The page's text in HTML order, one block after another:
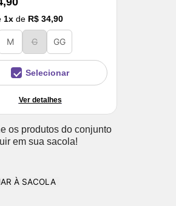
1x de R$ 34,90
M G GG
Selecionar
Ver detalhes
os produtos do conjunto
em sua sacola!
À SACOLA